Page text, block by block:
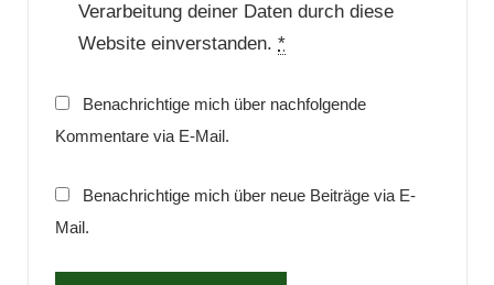
Verarbeitung deiner Daten durch diese
Website einverstanden. *
Benachrichtige mich über nachfolgende
Kommentare via E-Mail.
Benachrichtige mich über neue Beiträge via E-
Mail.